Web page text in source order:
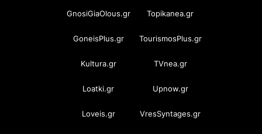
GnosiGiaOlous.gr Topikanea.gr
GoneisPlus.gr TourismosPlus.gr
Kultura.gr TVnea.gr
Loatki.gr Upnow.gr
Loveis.gr VresSyntages.gr